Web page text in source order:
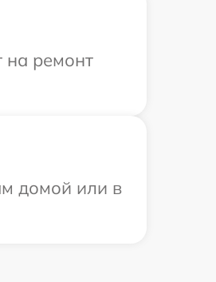
на ремонт
домой или в